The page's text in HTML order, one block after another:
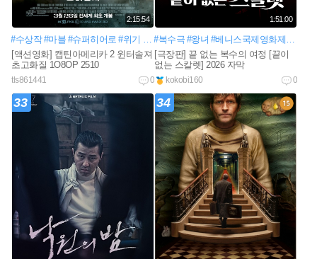
2:15:54
#수상작 #마블 #슈퍼히어로 #위기 #어벤져스#기억상실 #흥행시리즈#죽은친구
[액션영화] 캡틴아메리카 2 윈터솔져
초고화질 1O8OP 2510
tls861441 0
1:51:00
#복수극 #왕녀 #베니스국제영화제 #비장
[극장판] 끝 없는 복수의 여정 [끝이
없는 스칼렛] 2026 자막
kokobi160 0
33 34